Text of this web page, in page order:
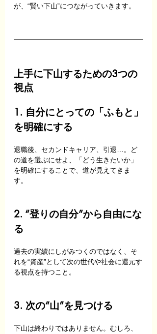
が、“賢い下山”につながっていきます。
上手に下山するための3つの
視点
1. 自分にとっての「ふもと」
を明確にする
退職後、セカンドキャリア、引退…。ど
の道を選ぶにせよ、「どう生きたいか」
を明確にすることで、道が見えてきま
す。
2. “登りの自分”から自由にな
る
過去の実績にしがみつくのではなく、そ
れを“資産”として次の世代や社会に還元す
る視点を持つこと。
3. 次の“山”を見つける
下山は終わりではありません。むしろ、